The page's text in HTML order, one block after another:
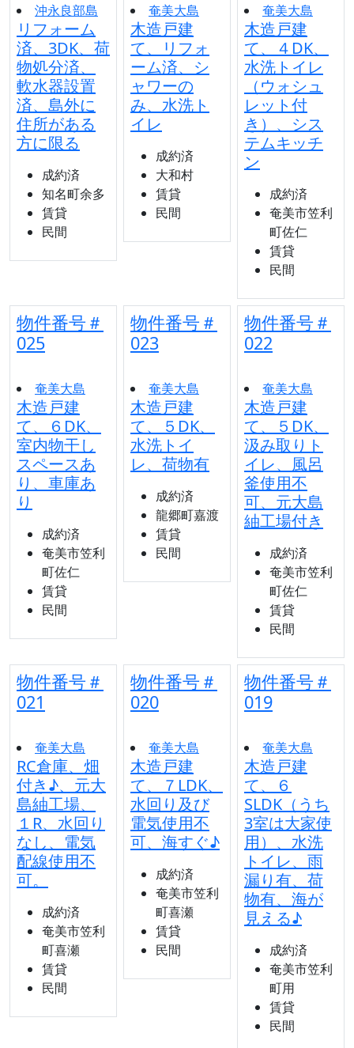
沖永良部島
リフォーム
済、3DK、荷
物処分済、
軟水器設置
済、島外に
住所がある
方に限る
成約済
知名町余多
賃貸
民間
奄美大島
木造戸建
て、リフォ
ーム済、シ
ャワーの
み、水洗ト
イレ
成約済
大和村
賃貸
民間
奄美大島
木造戸建
て、４DK、
水洗トイレ
（ウォシュ
レット付
き）、シス
テムキッチ
ン
成約済
奄美市笠利
町佐仁
賃貸
民間
物件番号＃
025
奄美大島
木造戸建
て、６DK、
室内物干し
スペースあ
り、車庫あ
り
成約済
奄美市笠利
町佐仁
賃貸
民間
物件番号＃
023
奄美大島
木造戸建
て、５DK、
水洗トイ
レ、荷物有
成約済
龍郷町嘉渡
賃貸
民間
物件番号＃
022
奄美大島
木造戸建
て、５DK、
汲み取りト
イレ、風呂
釜使用不
可、元大島
紬工場付き
成約済
奄美市笠利
町佐仁
賃貸
民間
物件番号＃
021
奄美大島
RC倉庫、畑
付き♪、元大
島紬工場、
１R、水回り
なし、電気
配線使用不
可。
成約済
奄美市笠利
町喜瀬
賃貸
民間
物件番号＃
020
奄美大島
木造戸建
て、７LDK、
水回り及び
電気使用不
可、海すぐ♪
成約済
奄美市笠利
町喜瀬
賃貸
民間
物件番号＃
019
奄美大島
木造戸建
て、６
SLDK（うち
3室は大家使
用）、水洗
トイレ、雨
漏り有、荷
物有、海が
見える♪
成約済
奄美市笠利
町用
賃貸
民間